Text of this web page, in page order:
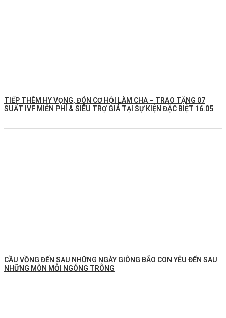
TIẾP THÊM HY VỌNG, ĐÓN CƠ HỘI LÀM CHA – TRAO TẶNG 07
SUẤT IVF MIỄN PHÍ & SIÊU TRỢ GIÁ TẠI SỰ KIỆN ĐẶC BIỆT 16.05
CẦU VỒNG ĐẾN SAU NHỮNG NGÀY GIÔNG BÃO CON YÊU ĐẾN SAU
NHỮNG MÒN MỎI NGÓNG TRÔNG